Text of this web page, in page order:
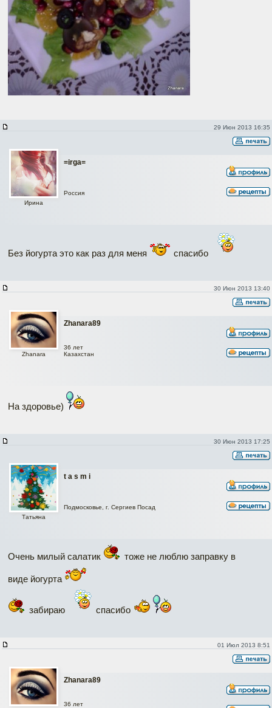
29 Июн 2013 16:35
=irga=
Ирина
Россия
Без йогурта это как раз для меня спасибо
30 Июн 2013 13:40
Zhanara89
Zhanara
36 лет
Казахстан
На здоровье)
30 Июн 2013 17:25
t a s m i
Татьяна
Подмосковье, г. Сергиев Посад
Очень милый салатик тоже не люблю заправку в
виде йогурта
забираю спасибо
01 Июл 2013 8:51
Zhanara89
36 лет